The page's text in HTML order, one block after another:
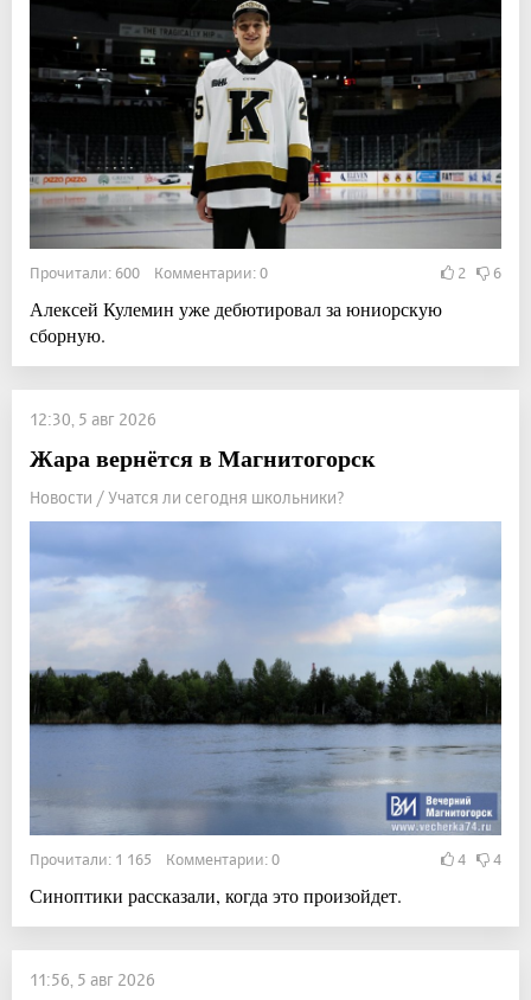
Прочитали: 600 Комментарии: 0 2 6
Алексей Кулемин уже дебютировал за юниорскую
сборную.
12:30, 5 авг 2026
Жара вернётся в Магнитогорск
Новости / Учатся ли сегодня школьники?
Прочитали: 1 165 Комментарии: 0 4 4
Синоптики рассказали, когда это произойдет.
11:56, 5 авг 2026